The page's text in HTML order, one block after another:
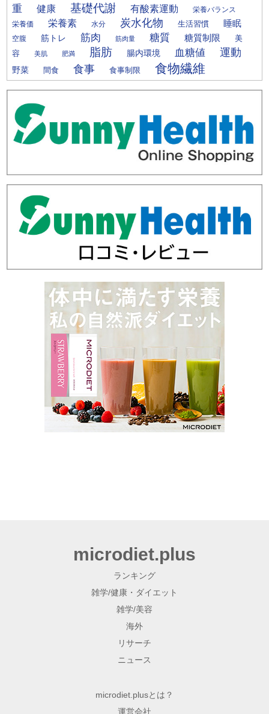
重
健康 基礎代謝 有酸素運動 栄養バランス
栄養価 栄養素 水分 炭水化物 生活習慣 睡眠
空腹 筋トレ 筋肉 筋肉量 糖質 糖質制限
美
容
美肌 肥満 脂肪 腸内環境 血糖値 運動
野菜 間食 食事 食事制限 食物繊維
microdiet.plus
ランキング
雑学/健康・ダイエット
雑学/美容
海外
リサーチ
ニュース
microdiet.plusとは？
運営会社